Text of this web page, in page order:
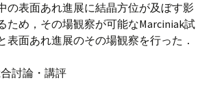
の表面あれ進展に結晶方位が及ぼす影
ため，その場観察が可能なMarciniak試
表面あれ進展のその場観察を行った．
討論・講評